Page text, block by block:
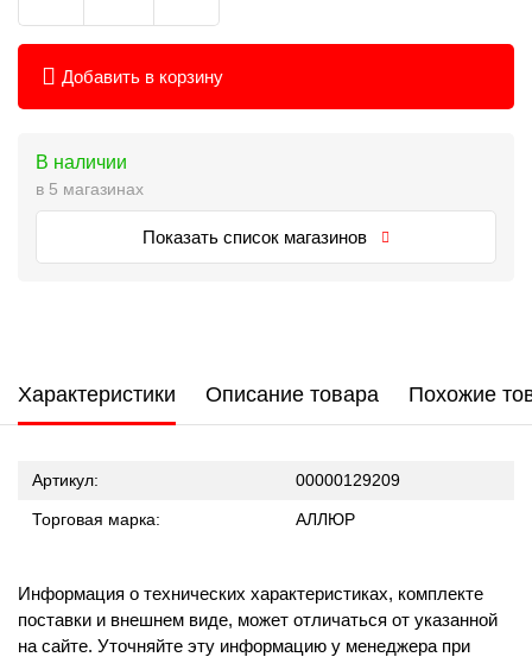
Добавить в корзину
В наличии
в 5 магазинах
Показать список магазинов
Характеристики Описание товара Похожие
Артикул: 00000129209
Торговая марка: АЛЛЮР
Информация о технических характеристиках, комплекте
поставки и внешнем виде, может отличаться от указанной
на сайте. Уточняйте эту информацию у менеджера при